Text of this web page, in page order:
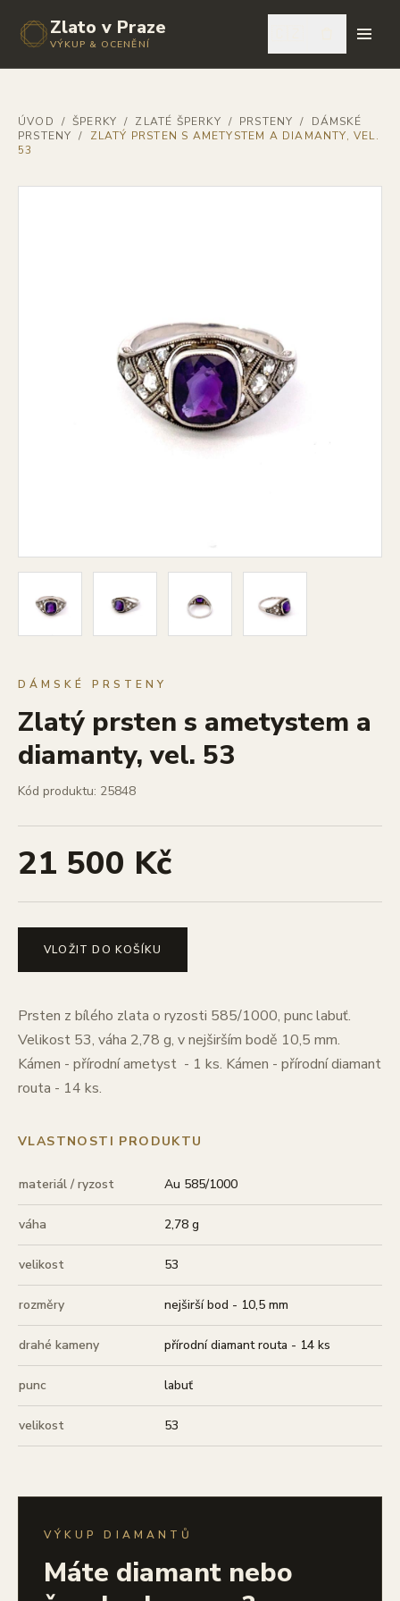
Zlato v Praze
VÝKUP & OCENĚNÍ
ÚVOD / ŠPERKY / ZLATÉ ŠPERKY / PRSTENY /
DÁMSKÉ
PRSTENY /
ZLATÝ PRSTEN S AMETYSTEM A DIAMANTY, VEL.
53
DÁMSKÉ PRSTENY
Zlatý prsten s ametystem a
diamanty, vel. 53
Kód produktu: 25848
21 500 Kč
VLOŽIT DO KOŠÍKU
Prsten z bílého zlata o ryzosti 585/1000, punc labuť.
Velikost 53, váha 2,78 g, v nejširším bodě 10,5 mm.
Kámen - přírodní ametyst - 1 ks. Kámen - přírodní diamant
routa - 14 ks.
VLASTNOSTI PRODUKTU
materiál / ryzost Au 585/1000
váha 2,78 g
velikost 53
rozměry nejširší bod - 10,5 mm
drahé kameny přírodní diamant routa - 14 ks
punc labuť
velikost 53
VÝKUP DIAMANTŮ
Máte diamant nebo